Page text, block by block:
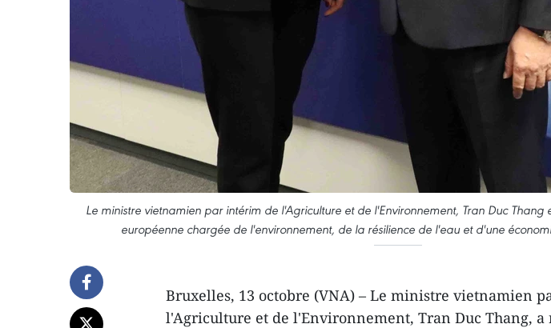
Le ministre vietnamien par intérim de l'Agriculture et de l'Environnement, Tran Duc Thang
européenne chargée de l'environnement, de la résilience de l'eau et d'une
Bruxelles, 13 octobre (VNA) – Le ministre vietnamien
l'Agriculture et de l'Environnement, Tran Duc Thang, a